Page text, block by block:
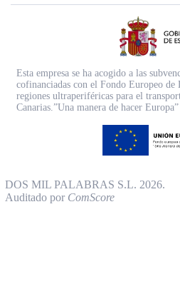
Esta empresa se ha acogido a las
cofinanciadas con el Fondo Europeo de
regiones ultraperiféricas para el
Canarias.”Una manera de hacer Europa”
DOS MIL PALABRAS S.L. 2026.
Auditado por ComScore